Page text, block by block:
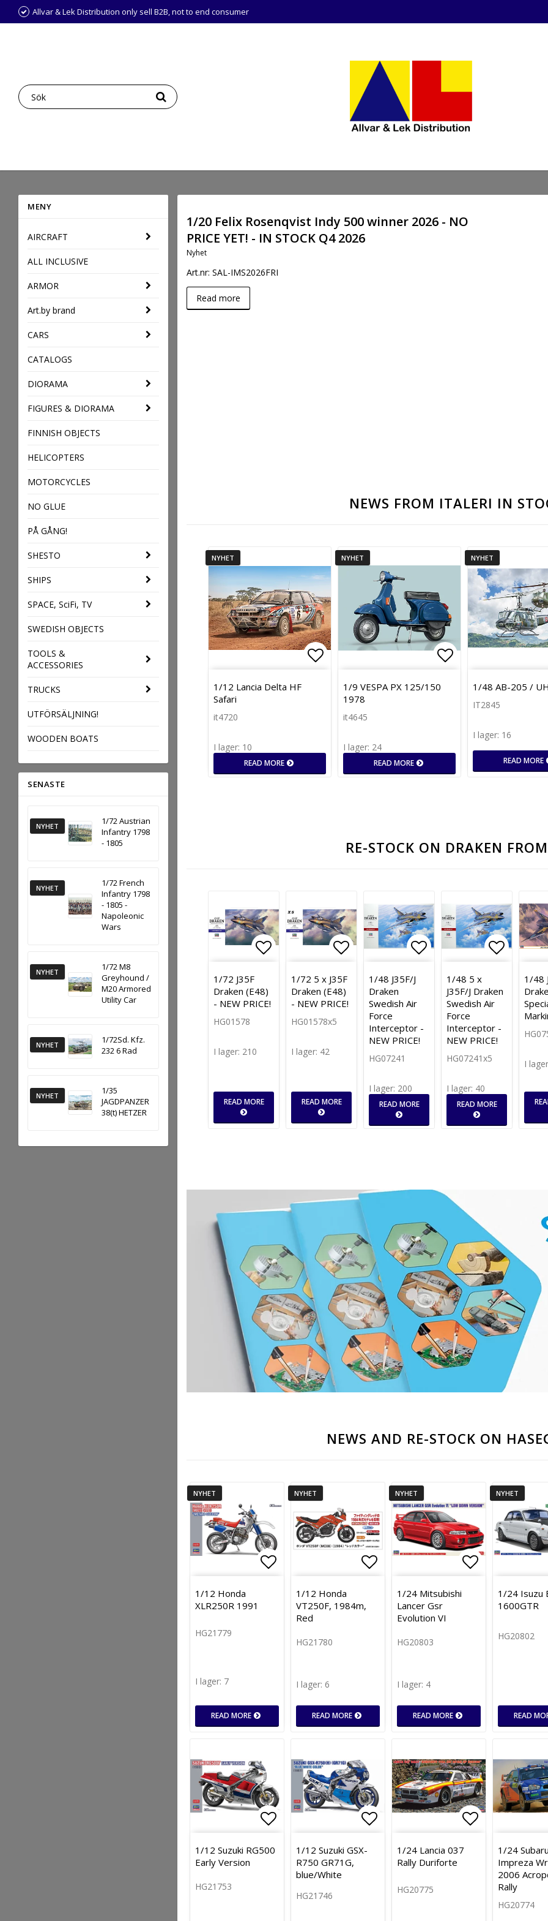
Allvar & Lek Distribution only sell B2B, not to end consumer
MENY
AIRCRAFT
ALL INCLUSIVE
ARMOR
Art.by brand
CARS
CATALOGS
DIORAMA
FIGURES & DIORAMA
FINNISH OBJECTS
HELICOPTERS
MOTORCYCLES
NO GLUE
PÅ GÅNG!
SHESTO
SHIPS
SPACE, SciFi, TV
SWEDISH OBJECTS
TOOLS &
ACCESSORIES
TRUCKS
UTFÖRSÄLJNING!
WOODEN BOATS
SENASTE
NYHET
1/72 Austrian
Infantry 1798
- 1805
NYHET
1/72 French
Infantry 1798
- 1805 -
Napoleonic
Wars
NYHET
1/72 M8
Greyhound /
M20 Armored
Utility Car
NYHET
1/72Sd. Kfz.
232 6 Rad
NYHET
1/35
JAGDPANZER
38(t) HETZER
1/20 Felix Rosenqvist Indy 500 winner 2026 - NO
PRICE YET! - IN STOCK Q4 2026
Nyhet
Art.nr: SAL-IMS2026FRI
Read more
NEWS FROM ITALERI IN
NYHET
Lägg till i favoritlistan
1/12 Lancia Delta HF
Safari
it4720
I lager: 10
READ MORE
NYHET
Lägg till i
1/9 VESPA PX 125/150
1978
it4645
I lager: 24
READ MORE
NYHET
1/48 AB-205 /
IT2845
I lager: 16
READ MORE
RE-STOCK ON DRAKEN
Lägg till i favoritlistan
1/72 J35F
Draken (E48)
- NEW PRICE!
HG01578
I lager: 210
READ MORE
Lägg till i favoritlistan
1/72 5 x J35F
Draken (E48)
- NEW PRICE!
HG01578x5
I lager: 42
READ MORE
Lägg till i
1/48 J35F/J
Draken
Swedish Air
Force
Interceptor -
NEW PRICE!
HG07241
I lager: 200
READ MORE
Lägg
1/48 5 x
J35F/J Draken
Swedish Air
Force
Interceptor -
NEW PRICE!
HG07241x5
I lager: 40
READ MORE
1/48
I
NEWS AND RE-STOCK ON
NYHET
Lägg till i favoritlistan
1/12 Honda
XLR250R 1991
HG21779
I lager: 7
READ MORE
NYHET
Lägg till i favoritlistan
1/12 Honda
VT250F, 1984m,
Red
HG21780
I lager: 6
READ MORE
NYHET
Lägg till i
1/24 Mitsubishi
Lancer Gsr
Evolution VI
HG20803
I lager: 4
READ MORE
NYHET
1/24 Isuzu
1600GTR
HG20802
READ
Lägg till i favoritlistan
1/12 Suzuki RG500
Early Version
HG21753
Lägg till i favoritlistan
1/12 Suzuki GSX-
R750 GR71G,
blue/White
HG21746
Lägg till i
1/24 Lancia 037
Rally Duriforte
HG20775
1/24 Subaru
Impreza
2006
Rally
HG20774